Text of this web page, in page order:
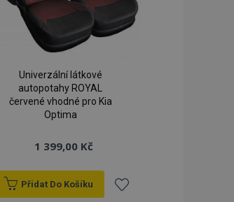
Univerzální látkové
autopotahy ROYAL
červené vhodné pro Kia
Optima
1 399,00 Kč
Přidat Do Košíku